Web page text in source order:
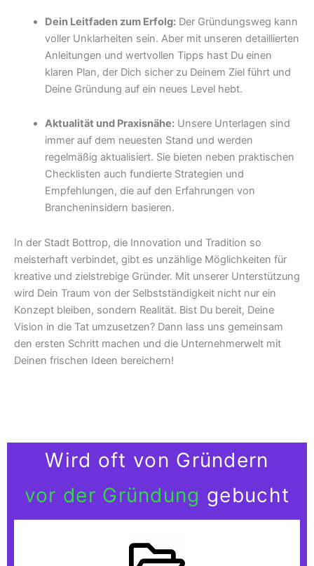
Dein Leitfaden zum Erfolg:Der Gründungsweg kann
voller Unklarheiten sein. Aber mit unseren detaillierten
Anleitungen und wertvollen Tipps hast Du einen
klaren Plan, der Dich sicher zu Deinem Ziel führt und
Deine Gründung auf ein neues Level hebt.
Aktualität und Praxisnähe:Unsere Unterlagen sind
immer auf dem neuesten Stand und werden
regelmäßig aktualisiert. Sie bieten neben praktischen
Checklisten auch fundierte Strategien und
Empfehlungen, die auf den Erfahrungen von
Brancheninsidern basieren.
In der Stadt Bottrop, die Innovation und Tradition so
meisterhaft verbindet, gibt es unzählige Möglichkeiten für
kreative und zielstrebige Gründer. Mit unserer Unterstützung
wird Dein Traum von der Selbstständigkeit nicht nur ein
Konzept bleiben, sondern Realität. Bist Du bereit, Deine
Vision in die Tat umzusetzen? Dann lass uns gemeinsam
den ersten Schritt machen und die Unternehmerwelt mit
Deinen frischen Ideen bereichern!
Wird oft von Gründern
vor der Gründung gebucht